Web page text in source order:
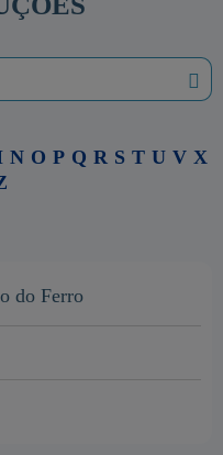
N O P Q R S T U V X
do Ferro